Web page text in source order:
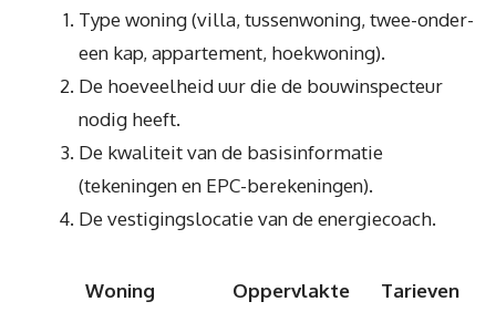
Type woning (villa, tussenwoning, twee-onder-
een kap, appartement, hoekwoning).
De hoeveelheid uur die de bouwinspecteur
nodig heeft.
De kwaliteit van de basisinformatie
(tekeningen en EPC-berekeningen).
De vestigingslocatie van de energiecoach.
Woning Oppervlakte Tarieven